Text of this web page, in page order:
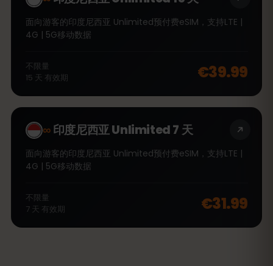
面向游客的印度尼西亚 Unlimited预付费eSIM，支持LTE |
4G | 5G移动数据
不限量
15 天 有效期 €39.99
∞印度尼西亚 Unlimited 7 天
面向游客的印度尼西亚 Unlimited预付费eSIM，支持LTE |
4G | 5G移动数据
不限量
7 天 有效期 €31.99